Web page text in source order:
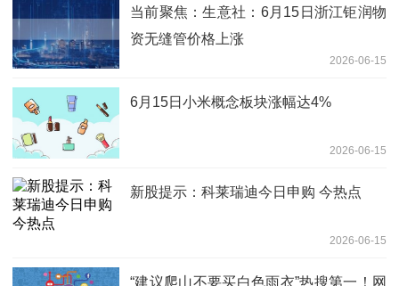
当前聚焦：生意社：6月15日浙江钜润物
资无缝管价格上涨
2026-06-15
6月15日小米概念板块涨幅达4%
2026-06-15
新股提示：科莱瑞迪今日申购 今热点
2026-06-15
“建议爬山不要买白色雨衣”热搜第一！网